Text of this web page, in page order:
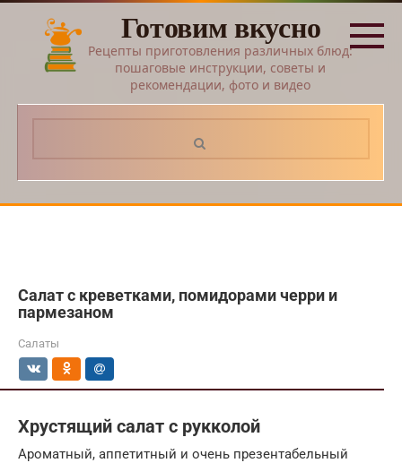
Перейти
контенту
Готовим вкусно
Рецепты приготовления различных блюд:
пошаговые инструкции, советы и
рекомендации, фото и видео
Салат с креветками, помидорами черри и
пармезаном
Салаты
Хрустящий салат с рукколой
Ароматный, аппетитный и очень презентабельный